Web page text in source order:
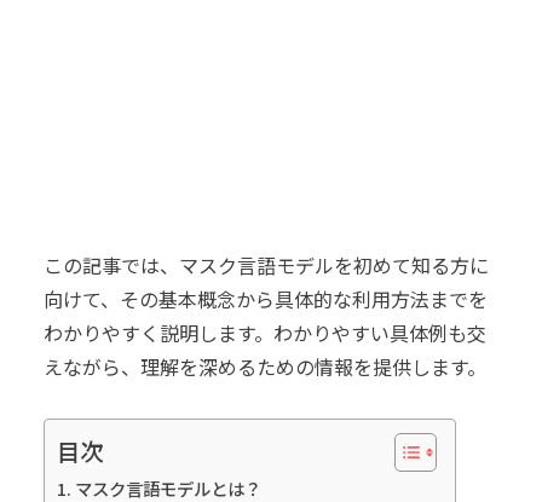
この記事では、マスク言語モデルを初めて知る方に
向けて、その基本概念から具体的な利用方法までを
わかりやすく説明します。わかりやすい具体例も交
えながら、理解を深めるための情報を提供します。
目次
マスク言語モデルとは？